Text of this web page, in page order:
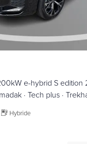
e-hybrid S edition
· Tech plus ·
Hybride